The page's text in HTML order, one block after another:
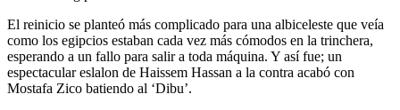
El reinicio se planteó más complicado para una albiceleste que veía
como los egipcios estaban cada vez más cómodos en la trinchera,
esperando a un fallo para salir a toda máquina. Y así fue; un
espectacular eslalon de Haissem Hassan a la contra acabó con
Mostafa Zico batiendo al ‘Dibu’.